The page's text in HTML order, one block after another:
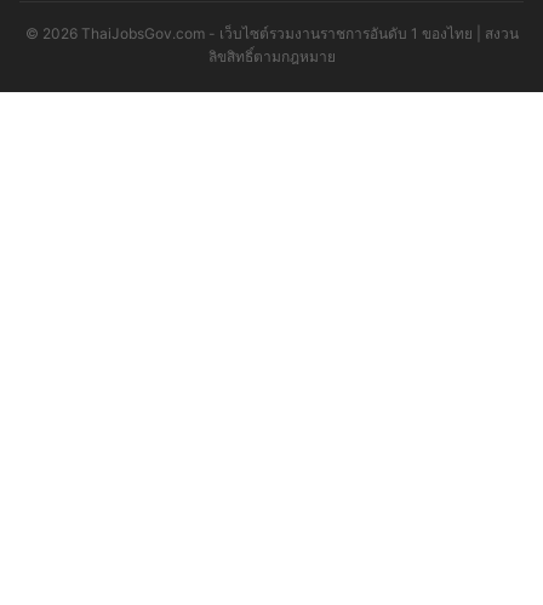
© 2026 ThaiJobsGov.com - เว็บไซต์รวมงานราชการอันดับ 1 ของไทย | สงวน
ลิขสิทธิ์ตามกฎหมาย